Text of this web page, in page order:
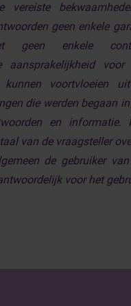
vereiste
geen enkele
geen enkele
aansprakelijkheid
voortvloeien
die werden begaan
en informatie.
van de vraagsteller
de gebruiker
voor het